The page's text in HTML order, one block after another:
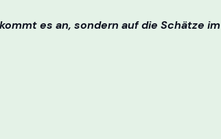
es an, sondern auf die Schätze im